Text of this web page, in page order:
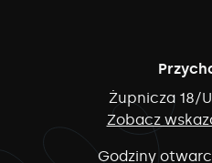
Żupnicza 18/
Zobacz
Godziny